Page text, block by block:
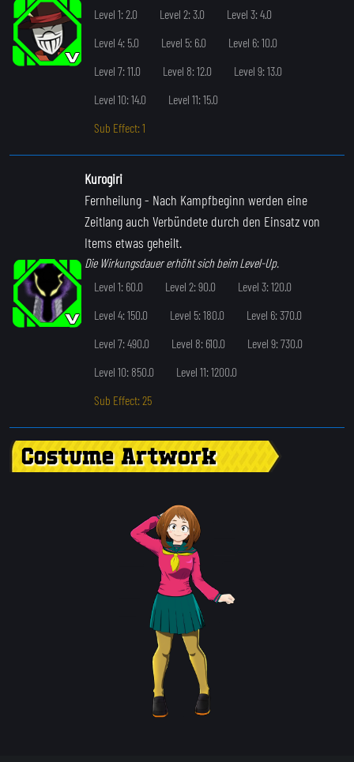
Level 1: 2.0
Level 2: 3.0
Level 3: 4.0
Level 4: 5.0
Level 5: 6.0
Level 6: 10.0
Level 7: 11.0
Level 8: 12.0
Level 9: 13.0
Level 10: 14.0
Level 11: 15.0
Sub Effect: 1
Kurogiri
Fernheilung- Nach Kampfbeginn werden eine
Zeitlang auch Verbündete durch den Einsatz von
Items etwas geheilt.
Die Wirkungsdauer erhöht sich beim Level-Up.
Level 1: 60.0
Level 2: 90.0
Level 3: 120.0
Level 4: 150.0
Level 5: 180.0
Level 6: 370.0
Level 7: 490.0
Level 8: 610.0
Level 9: 730.0
Level 10: 850.0
Level 11: 1200.0
Sub Effect: 25
Costume Artwork